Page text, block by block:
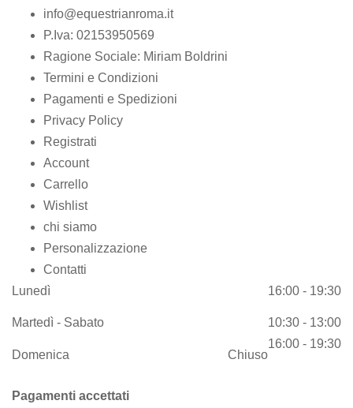
info@equestrianroma.it
P.Iva: 02153950569
Ragione Sociale: Miriam Boldrini
Termini e Condizioni
Pagamenti e Spedizioni
Privacy Policy
Registrati
Account
Carrello
Wishlist
chi siamo
Personalizzazione
Contatti
Lunedì
16:00 - 19:30
Martedì - Sabato
10:30 - 13:00
16:00 - 19:30
Domenica Chiuso
Pagamenti accettati